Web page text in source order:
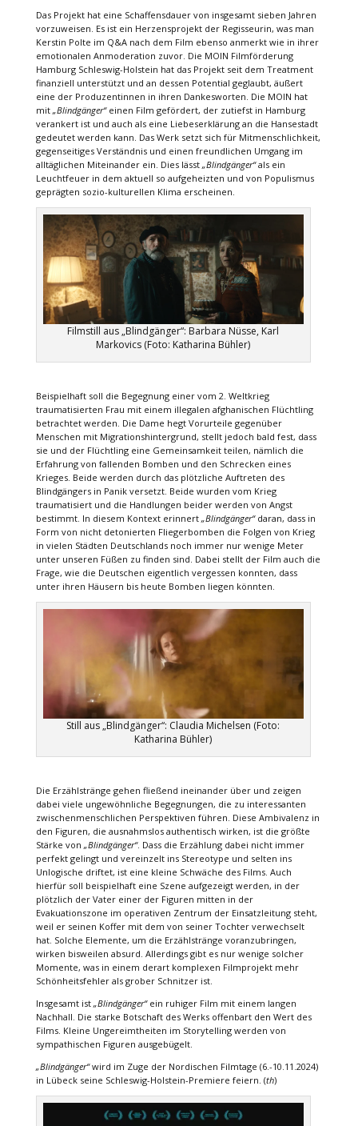
Das Projekt hat eine Schaffensdauer von insgesamt sieben Jahren
vorzuweisen. Es ist ein Herzensprojekt der Regisseurin, was man
Kerstin Polte im Q&A nach dem Film ebenso anmerkt wie in ihrer
emotionalen Anmoderation zuvor. Die MOIN Filmförderung
Hamburg Schleswig-Holstein hat das Projekt seit dem Treatment
finanziell unterstützt und an dessen Potential geglaubt, äußert
eine der Produzentinnen in ihren Dankesworten. Die MOIN hat
mit „Blindgänger“einen Film gefördert, der zutiefst in Hamburg
verankert ist und auch als eine Liebeserklärung an die Hansestadt
gedeutet werden kann. Das Werk setzt sich für Mitmenschlichkeit,
gegenseitiges Verständnis und einen freundlichen Umgang im
alltäglichen Miteinander ein. Dies lässt „Blindgänger“als ein
Leuchtfeuer in dem aktuell so aufgeheizten und von Populismus
geprägten sozio-kulturellen Klima erscheinen.
Filmstill aus „Blindgänger“: Barbara Nüsse, Karl
Markovics (Foto: Katharina Bühler)
Beispielhaft soll die Begegnung einer vom 2. Weltkrieg
traumatisierten Frau mit einem illegalen afghanischen Flüchtling
betrachtet werden. Die Dame hegt Vorurteile gegenüber
Menschen mit Migrationshintergrund, stellt jedoch bald fest, dass
sie und der Flüchtling eine Gemeinsamkeit teilen, nämlich die
Erfahrung von fallenden Bomben und den Schrecken eines
Krieges. Beide werden durch das plötzliche Auftreten des
Blindgängers in Panik versetzt. Beide wurden vom Krieg
traumatisiert und die Handlungen beider werden von Angst
bestimmt. In diesem Kontext erinnert „Blindgänger“daran, dass in
Form von nicht detonierten Fliegerbomben die Folgen von Krieg
in vielen Städten Deutschlands noch immer nur wenige Meter
unter unseren Füßen zu finden sind. Dabei stellt der Film auch die
Frage, wie die Deutschen eigentlich vergessen konnten, dass
unter ihren Häusern bis heute Bomben liegen könnten.
Still aus „Blindgänger“: Claudia Michelsen (Foto:
Katharina Bühler)
Die Erzählstränge gehen fließend ineinander über und zeigen
dabei viele ungewöhnliche Begegnungen, die zu interessanten
zwischenmenschlichen Perspektiven führen. Diese Ambivalenz in
den Figuren, die ausnahmslos authentisch wirken, ist die größte
Stärke von „Blindgänger“. Dass die Erzählung dabei nicht immer
perfekt gelingt und vereinzelt ins Stereotype und selten ins
Unlogische driftet, ist eine kleine Schwäche des Films. Auch
hierfür soll beispielhaft eine Szene aufgezeigt werden, in der
plötzlich der Vater einer der Figuren mitten in der
Evakuationszone im operativen Zentrum der Einsatzleitung steht,
weil er seinen Koffer mit dem von seiner Tochter verwechselt
hat. Solche Elemente, um die Erzählstränge voranzubringen,
wirken bisweilen absurd. Allerdings gibt es nur wenige solcher
Momente, was in einem derart komplexen Filmprojekt mehr
Schönheitsfehler als grober Schnitzer ist.
Insgesamt ist „Blindgänger“ein ruhiger Film mit einem langen
Nachhall. Die starke Botschaft des Werks offenbart den Wert des
Films. Kleine Ungereimtheiten im Storytelling werden von
sympathischen Figuren ausgebügelt.
„Blindgänger“wird im Zuge der Nordischen Filmtage (6.-10.11.2024)
in Lübeck seine Schleswig-Holstein-Premiere feiern. (th)